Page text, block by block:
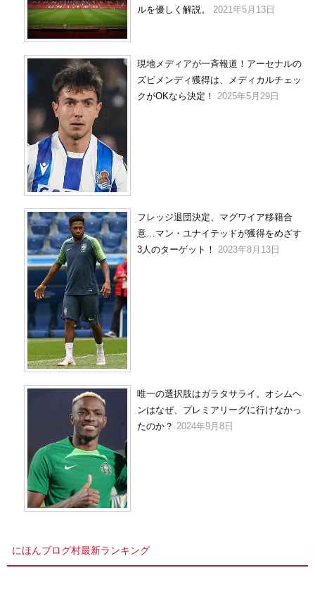
ルを優しく解説。
2021年5月13日
現地メディアが一斉報道！アーセナルの
ズビメンディ獲得は、メディカルチェッ
クがOKなら決定！ 2025年5月29日
フレッジ退団決定、マグワイア移籍合
意…マン・ユナイテッドが獲得をめざす
3人のターゲット！
2023年8月13日
唯一の選択肢はガラタサライ。オシムヘ
ンはなぜ、プレミアリーグに行けなかっ
たのか？ 2024年9月8日
にほんブログ村最新ランキング